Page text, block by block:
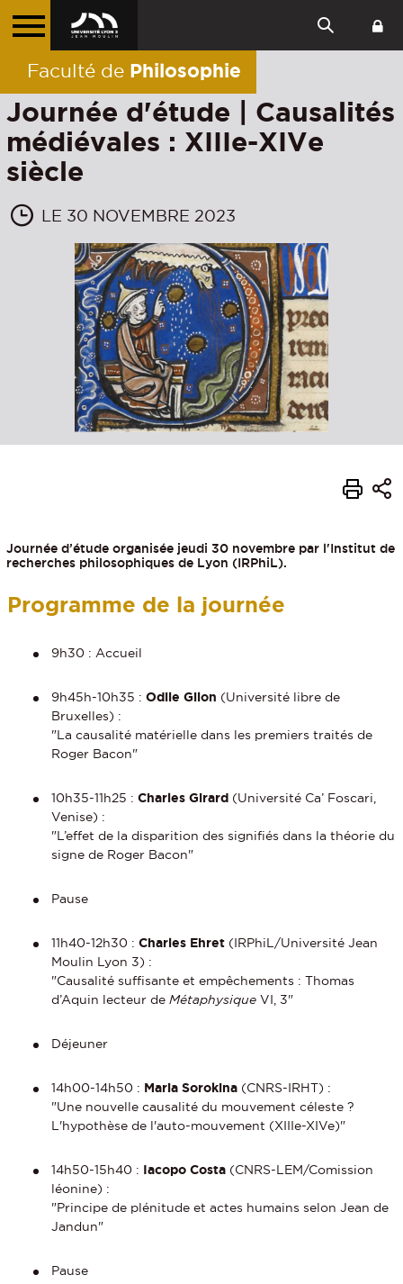
Faculté de Philosophie
Journée d'étude | Causalités
médiévales : XIIIe-XIVe
siècle
LE 30 NOVEMBRE 2023
Journée d’étude organisée jeudi 30 novembre par l'Institut de
recherches philosophiques de Lyon (IRPhiL).
Programme de la journée
9h30 : Accueil
9h45h-10h35 :Odile Gilon (Université libre de
Bruxelles) :
"La causalité matérielle dans les premiers traités de
Roger Bacon"
10h35-11h25 :Charles Girard (Université Ca’ Foscari,
Venise) :
"L’effet de la disparition des signifiés dans la théorie du
signe de Roger Bacon"
Pause
11h40-12h30 :Charles Ehret (IRPhiL/Université Jean
Moulin Lyon 3) :
"Causalité suffisante et empêchements : Thomas
d’Aquin lecteur deMétaphysique VI, 3"
Déjeuner
14h00-14h50 : Maria Sorokina (CNRS-IRHT) :
"Une nouvelle causalité du mouvement céleste ?
L'hypothèse de l'auto-mouvement (XIIIe-XIVe)"
14h50-15h40 : Iacopo Costa (CNRS-LEM/Comission
léonine) :
"Principe de plénitude et actes humains selon Jean de
Jandun"
Pause